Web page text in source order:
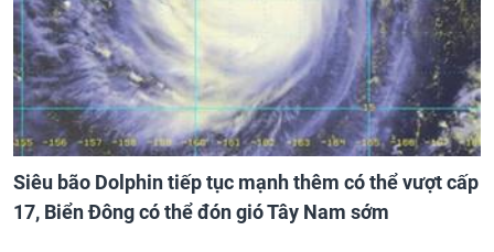
Siêu bão Dolphin tiếp tục mạnh thêm có thể vượt cấp
17, Biển Đông có thể đón gió Tây Nam sớm